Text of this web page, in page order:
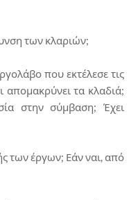
των κλαριών;
που εκτέλεσε τις
απομακρύνει τα κλαδιά;
στην σύμβαση; Έχει
των έργων; Εάν ναι, από